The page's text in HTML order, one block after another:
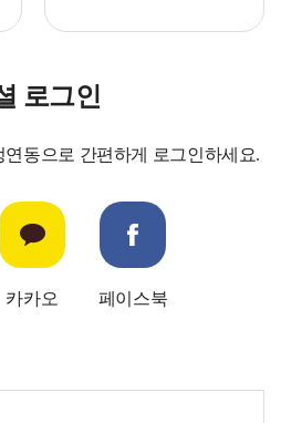
로그인
연동으로 간편하게 로그인하세요.
카카오 페이스북